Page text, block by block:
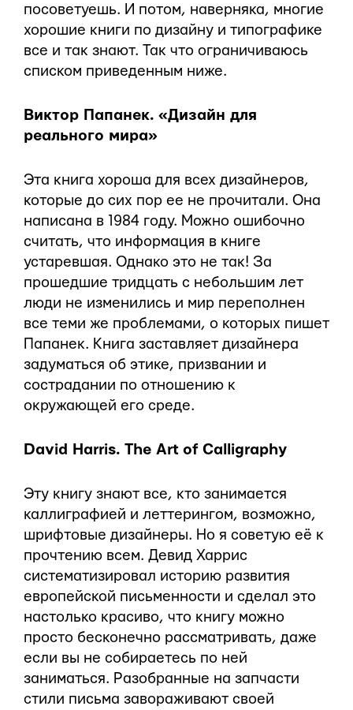
посоветуешь. И потом, наверняка, многие
хорошие книги по дизайну и типографике
все и так знают. Так что ограничиваюсь
списком приведенным ниже.
Виктор Папанек. «Дизайн для
реального мира»
Эта книга хороша для всех дизайнеров,
которые до сих пор ее не прочитали. Она
написана в 1984 году. Можно ошибочно
считать, что информация в книге
устаревшая. Однако это не так! За
прошедшие тридцать с небольшим лет
люди не изменились и мир переполнен
все теми же проблемами, о которых пишет
Папанек. Книга заставляет дизайнера
задуматься об этике, призвании и
сострадании по отношению к
окружающей его среде.
David Harris. The Art of Calligraphy
Эту книгу знают все, кто занимается
каллиграфией и леттерингом, возможно,
шрифтовые дизайнеры. Но я советую её к
прочтению всем. Девид Харрис
систематизировал историю развития
европейской письменности и сделал это
настолько красиво, что книгу можно
просто бесконечно рассматривать, даже
если вы не собираетесь по ней
заниматься. Разобранные на запчасти
стили письма завораживают своей